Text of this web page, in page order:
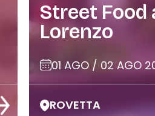
Street Food
Lorenzo
01 AGO / 02 AGO
ROVETTA